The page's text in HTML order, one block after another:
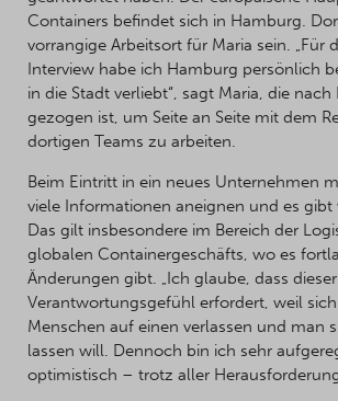
Containers befindet sich in Hamburg.
vorrangige Arbeitsort für Maria sein. „Für
Interview habe ich Hamburg persönlich
in die Stadt verliebt“, sagt Maria, die
gezogen ist, um Seite an Seite mit dem
dortigen Teams zu arbeiten.
Beim Eintritt in ein neues Unternehmen
viele Informationen aneignen und es gibt
Das gilt insbesondere im Bereich der
globalen Containergeschäfts, wo es
Änderungen gibt. „Ich glaube, dass
Verantwortungsgefühl erfordert, weil
Menschen auf einen verlassen und man
lassen will. Dennoch bin ich sehr
optimistisch – trotz aller